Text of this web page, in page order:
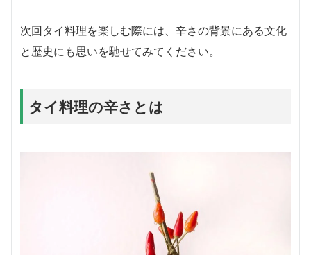
次回タイ料理を楽しむ際には、辛さの背景にある文化
と歴史にも思いを馳せてみてください。
タイ料理の辛さとは